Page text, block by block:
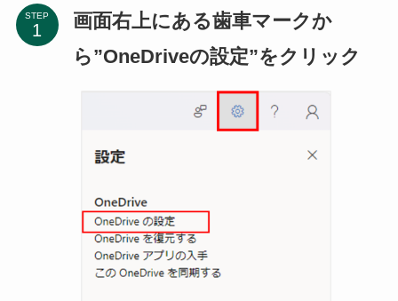
STEP
画面右上にある歯車マークか
ら”OneDriveの設定”をクリック